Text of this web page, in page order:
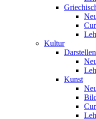
Kultur
Kunst